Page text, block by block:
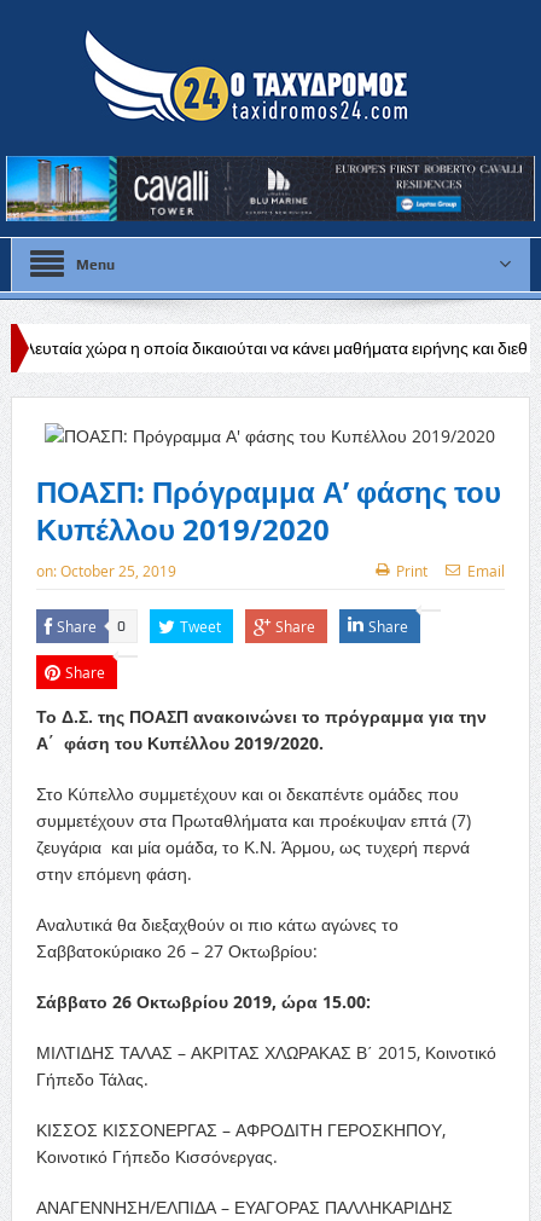
Menu
οποία δικαιούται να κάνει μαθήματα ειρήνης και διεθνούς ηρεμίας
ΠΟΑΣΠ: Πρόγραμμα Α’ φάσης του
Κυπέλλου 2019/2020
on:October 25, 2019 Print Email
Share 0 Tweet Share Share
Share
Το Δ.Σ. της ΠΟΑΣΠ ανακοινώνει το πρόγραμμα για την
Α΄ φάση του Κυπέλλου 2019/2020.
Στο Κύπελλο συμμετέχουν και οι δεκαπέντε ομάδες που
συμμετέχουν στα Πρωταθλήματα και προέκυψαν επτά (7)
ζευγάρια και μία ομάδα, το Κ.Ν. Άρμου, ως τυχερή περνά
στην επόμενη φάση.
Αναλυτικά θα διεξαχθούν οι πιο κάτω αγώνες το
Σαββατοκύριακο 26 – 27 Οκτωβρίου:
Σάββατο 26 Οκτωβρίου 2019, ώρα 15.00:
ΜΙΛΤΙΔΗΣ ΤΑΛΑΣ – ΑΚΡΙΤΑΣ ΧΛΩΡΑΚΑΣ Β΄ 2015, Κοινοτικό
Γήπεδο Τάλας.
ΚΙΣΣΟΣ ΚΙΣΣΟΝΕΡΓΑΣ – ΑΦΡΟΔΙΤΗ ΓΕΡΟΣΚΗΠΟΥ,
Κοινοτικό Γήπεδο Κισσόνεργας.
ΑΝΑΓΕΝΝΗΣΗ/ΕΛΠΙΔΑ – ΕΥΑΓΟΡΑΣ ΠΑΛΛΗΚΑΡΙΔΗΣ